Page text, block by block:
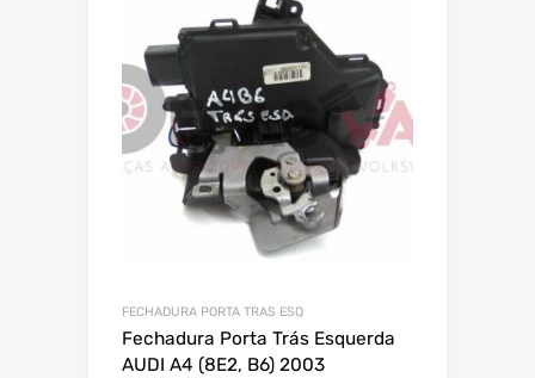
FECHADURA PORTA TRAS ESQ
Fechadura Porta Trás Esquerda
AUDI A4 (8E2, B6) 2003